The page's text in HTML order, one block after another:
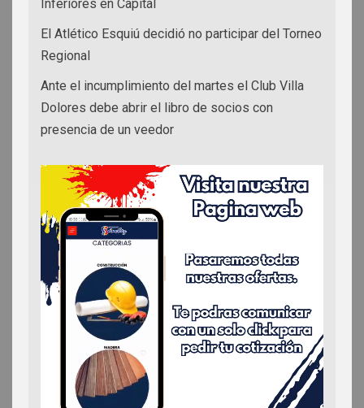
Inferiores en Capital
El Atlético Esquiú decidió no participar del Torneo
Regional
Ante el incumplimiento del martes el Club Villa
Dolores debe abrir el libro de socios con
presencia de un veedor